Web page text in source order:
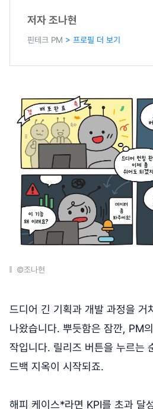
저자 조나현
핀테크 PM > 프로필 더 보기
©조나현
드디어 긴 기획과 개발 과정을 거
나왔습니다. 뿌듯함은 잠깐, PM
작입니다. 릴리즈 버튼을 누르는
드백 지옥이 시작되죠.
해피 케이스*라면 KPI를 초과 달